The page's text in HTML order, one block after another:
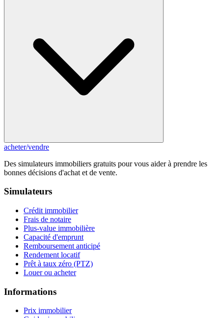
acheter/vendre
Des simulateurs immobiliers gratuits pour vous aider à prendre les
bonnes décisions d'achat et de vente.
Simulateurs
Crédit immobilier
Frais de notaire
Plus-value immobilière
Capacité d'emprunt
Remboursement anticipé
Rendement locatif
Prêt à taux zéro (PTZ)
Louer ou acheter
Informations
Prix immobilier